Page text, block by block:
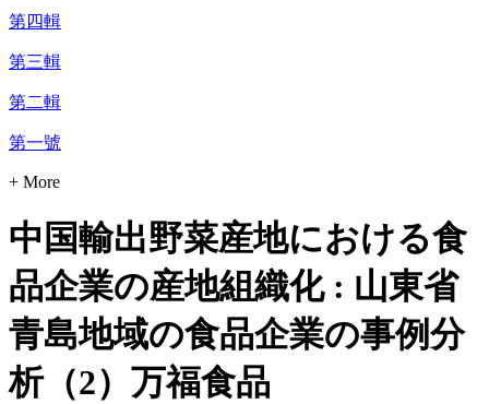
第四輯
第三輯
第二輯
第一號
+ More
中国輸出野菜産地における食
品企業の産地組織化 : 山東省
青島地域の食品企業の事例分
析（2）万福食品